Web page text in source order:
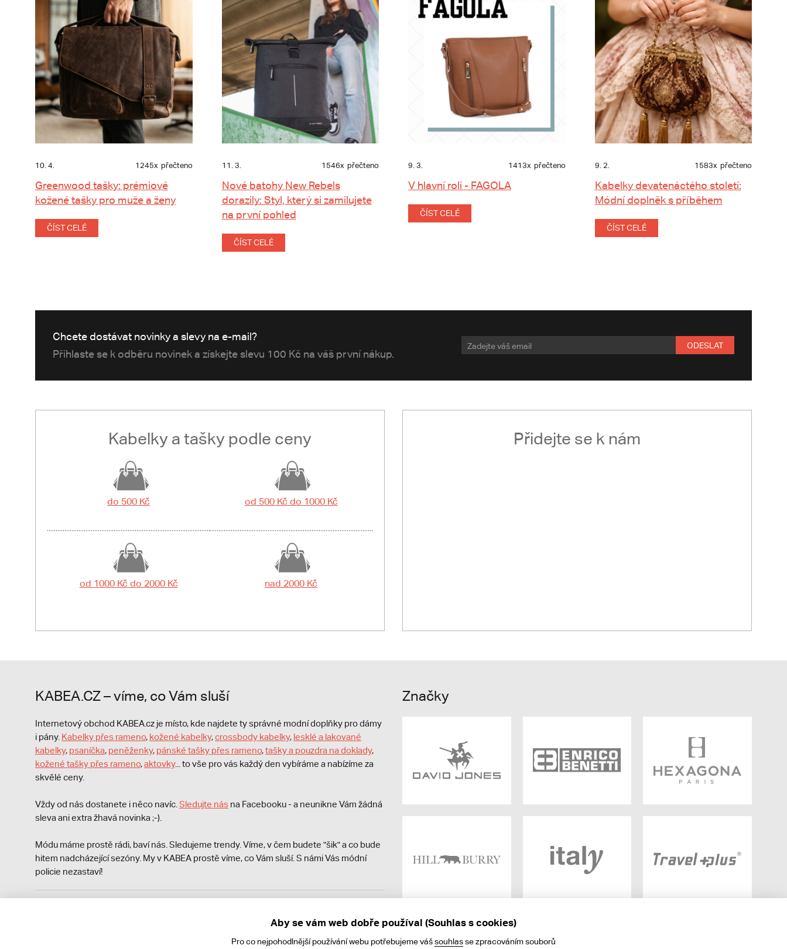
10. 4. 1245x přečteno
Greenwood tašky: prémiové
kožené tašky pro muže a ženy
ČÍST CELÉ
11. 3. 1546x přečteno
Nové batohy New Rebels
dorazily: Styl, který si zamilujete
na první pohled
ČÍST CELÉ
9. 3. 1413x přečteno
V hlavní roli - FAGOLA
ČÍST CELÉ
9. 2. 1583x přečteno
Kabelky devatenáctého století:
Módní doplněk s příběhem
ČÍST CELÉ
Chcete dostávat novinky a slevy na e-mail?
Přihlaste se k odběru novinek a získejte slevu 100 Kč na váš první nákup.
ODESLAT
Kabelky a tašky podle ceny
do 500 Kč od 500 Kč do 1000 Kč
od 1000 Kč do 2000 Kč nad 2000 Kč
Přidejte se k nám
KABEA.CZ – víme, co Vám sluší
Internetový obchod KABEA.cz je místo, kde najdete ty správné modní doplňky pro dámy
i pány. Kabelky přes rameno, kožené kabelky,crossbody kabelky, lesklé a lakované
kabelky, psaníčka, peněženky, pánské tašky přes rameno,tašky a pouzdra na doklady,
kožené tašky přes rameno,aktovky... to vše pro vás každý den vybíráme a nabízíme za
skvělé ceny.
Vždy od nás dostanete i něco navíc. Sledujte nás na Facebooku - a neunikne Vám žádná
sleva ani extra žhavá novinka ;-).
Módu máme prostě rádi, baví nás. Sledujeme trendy. Víme, v čem budete "šik" a co bude
hitem nadcházející sezóny. My v KABEA prostě víme, co Vám sluší. S námi Vás módní
policie nezastaví!
Zároveň je povinen zaevidovat přijatou tržbu u správce daně online; v případě
Značky
Aby se vám web dobře používal (Souhlas s cookies)
Pro co nejpohodlnější používání webu potřebujeme vášsouhlasse zpracováním souborů